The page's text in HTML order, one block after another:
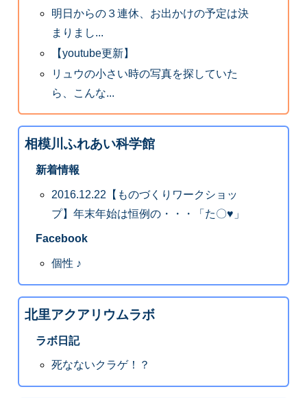
明日からの３連休、お出かけの予定は決
まりまし...
【youtube更新】
リュウの小さい時の写真を探していた
ら、こんな...
相模川ふれあい科学館
新着情報
2016.12.22【ものづくりワークショッ
プ】年末年始は恒例の・・・「た〇♥」
Facebook
個性 ♪
北里アクアリウムラボ
ラボ日記
死なないクラゲ！？